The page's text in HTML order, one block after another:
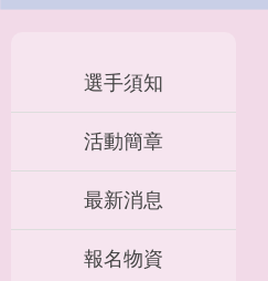
選手須知
活動簡章
最新消息
報名物資